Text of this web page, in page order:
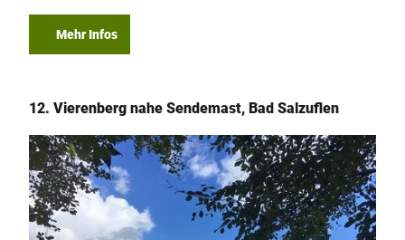
Mehr Infos
12. Vierenberg nahe Sendemast, Bad Salzuflen